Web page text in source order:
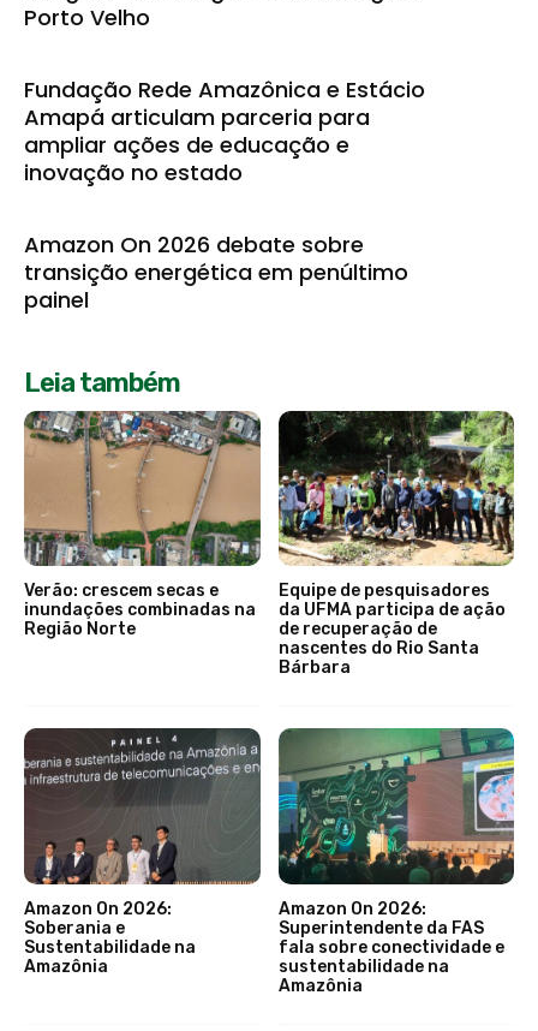
Porto Velho
Fundação Rede Amazônica e Estácio
Amapá articulam parceria para
ampliar ações de educação e
inovação no estado
Amazon On 2026 debate sobre
transição energética em penúltimo
painel
Leia também
Verão: crescem secas e
inundações combinadas na
Região Norte
Equipe de pesquisadores
da UFMA participa de ação
de recuperação de
nascentes do Rio Santa
Bárbara
Amazon On 2026:
Soberania e
Sustentabilidade na
Amazônia
Amazon On 2026:
Superintendente da FAS
fala sobre conectividade e
sustentabilidade na
Amazônia